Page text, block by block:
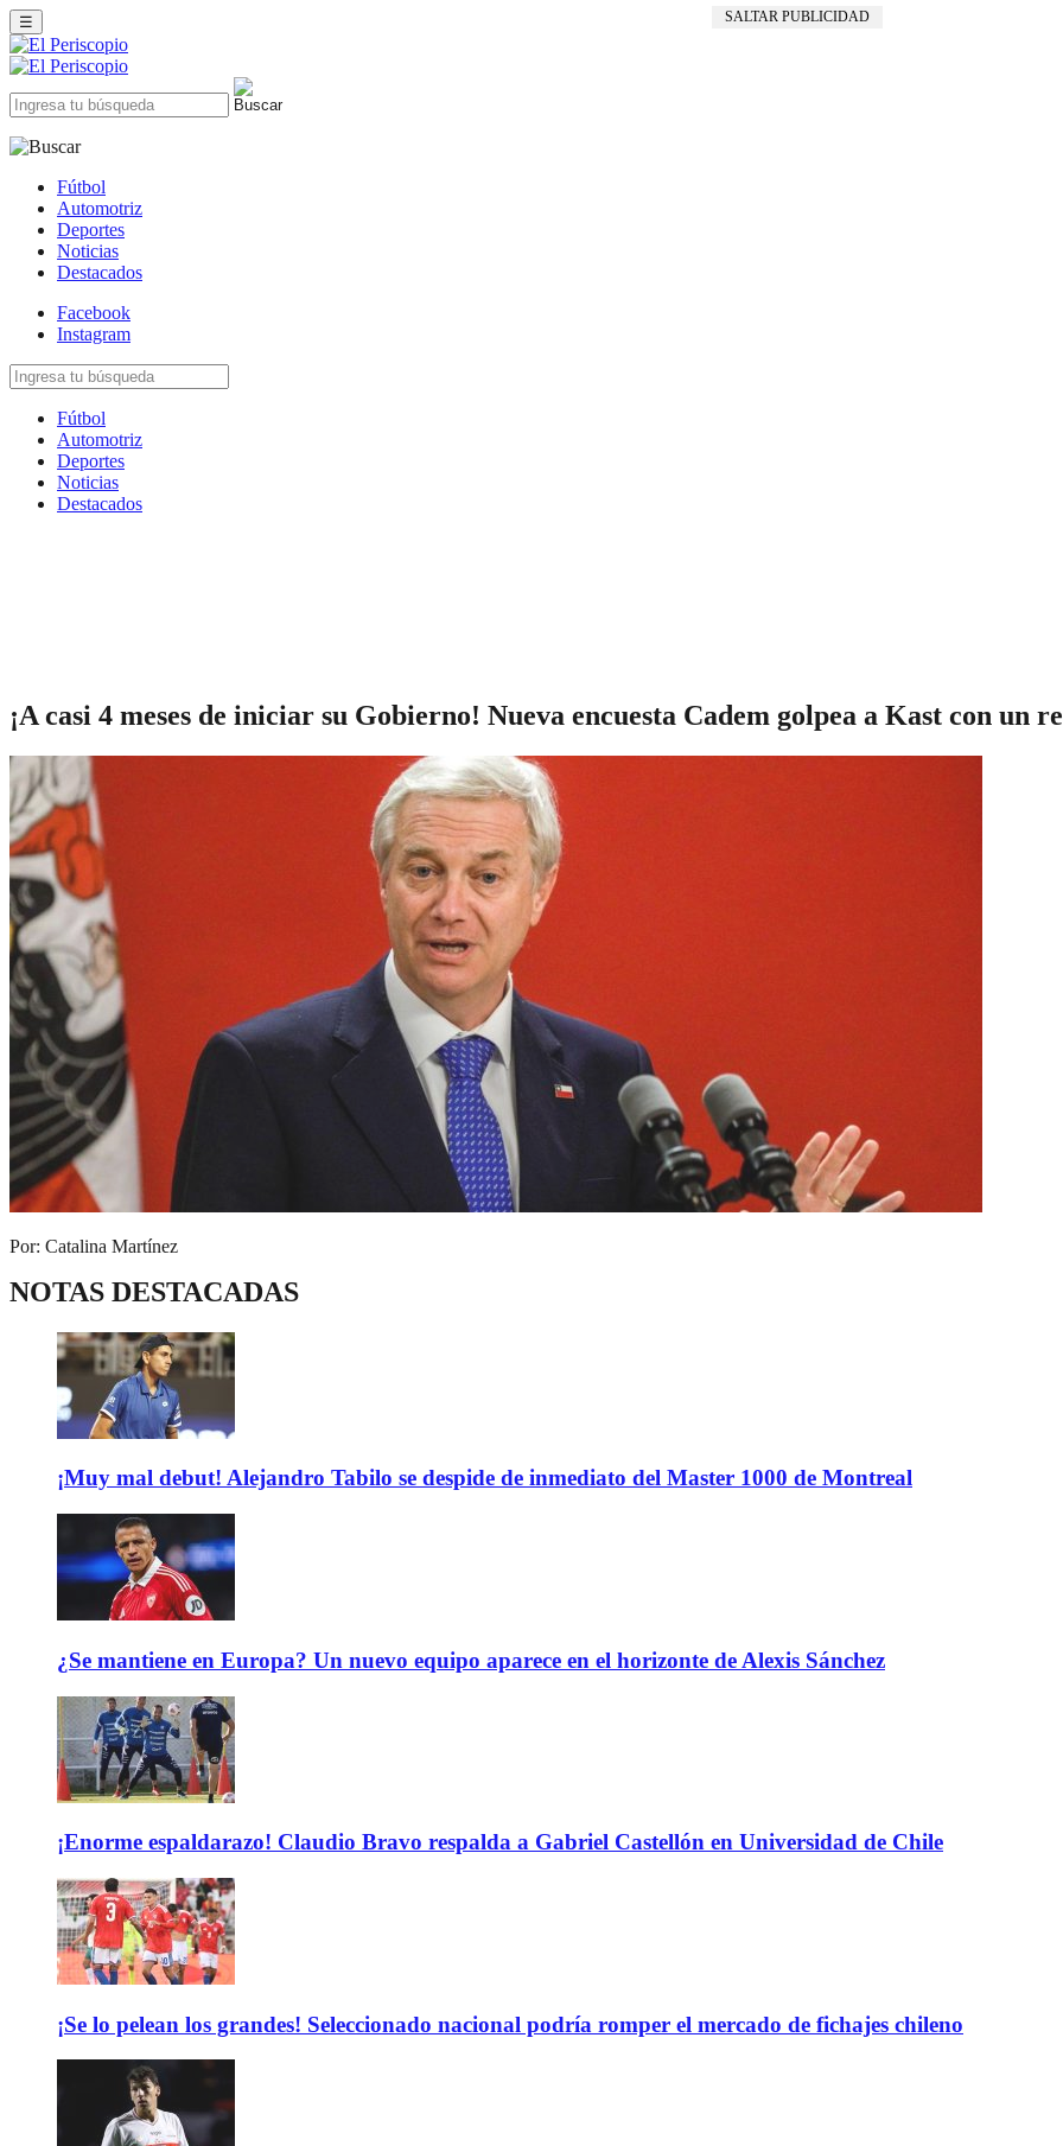
SALTAR PUBLICIDAD
☰
Fútbol
Automotriz
Deportes
Noticias
Destacados
Facebook
Instagram
Fútbol
Automotriz
Deportes
Noticias
Destacados
¡A casi 4 meses de iniciar su Gobierno! Nueva encuesta Cadem golpea a Kast con un
Por: Catalina Martínez
NOTAS DESTACADAS
¡Muy mal debut! Alejandro Tabilo se despide de inmediato del Master 1000 de Montreal
¿Se mantiene en Europa? Un nuevo equipo aparece en el horizonte de Alexis Sánchez
¡Enorme espaldarazo! Claudio Bravo respalda a Gabriel Castellón en Universidad de Chile
¡Se lo pelean los grandes! Seleccionado nacional podría romper el mercado de fichajes chileno